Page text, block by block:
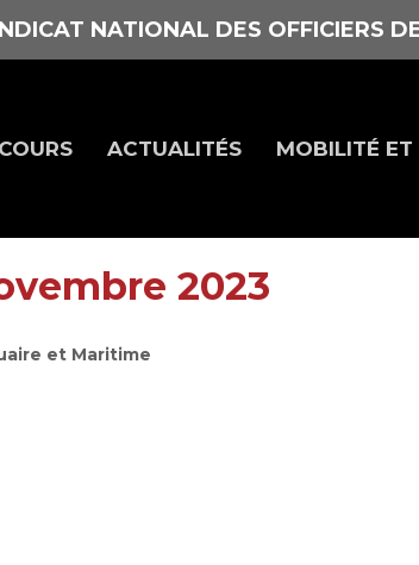
NATIONAL DES OFFICIERS
ACTUALITÉS MOBILITÉ
2023
et Maritime